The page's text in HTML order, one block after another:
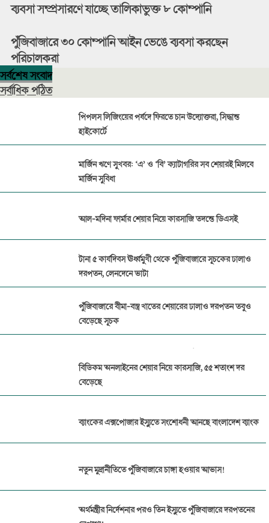
ব্যবসা সম্প্রসারণে যাচ্ছে তালিকাভুক্ত ৮ কোম্পানি
পুঁজিবাজারে ৩০ কোম্পানি আইন ভেঙে ব্যবসা করছেন
পরিচালকরা
সর্বশেষ সংবাদ
সর্বাধিক পঠিত
পিপলস লিজিংয়ের পর্ষদে ফিরতে চান উদ্যোক্তরা, সিদ্ধান্ত
হাইকোর্টে
মার্জিন ঋণে সুখবর: ‘এ’ ও ‘বি’ ক্যাটাগরির সব শেয়ারই মিলবে
মার্জিন সুবিধা
আল-মদিনা ফার্মার শেয়ার নিয়ে কারসাজি তদন্তে ডিএসই
টানা ৫ কার্যদিবস ঊর্ধ্বমুখী থেকে পুঁজিবাজারে সূচকের ঢালাও
দরপতন, লেনদেনে ভাটা
পুঁজিবাজারে বীমা-বস্ত্র খাতের শেয়ারের ঢালাও দরপতন তবুও
বেড়েছে সূচক
আত্মসাত
রয়্যাল ফুটওয়্যার
মার্জিন বিধিমালা সংশোধনের খসড়া প্রস্তাব অনুমোদন বিএসইসির
বিডিকম অনলাইনের শেয়ার নিয়ে কারসাজি, ৫৫ শতাংশ দর
বেড়েছে
ব্যাংকের এক্সপোজার ইস্যুতে সংশোধনী আনছে বাংলাদেশ ব্যাংক
নতুন মুদ্রানীতিতে পুঁজিবাজারে চাঙ্গা হওয়ার আভাস!
অর্থমন্ত্রীর নির্দেশনার পরও তিন ইস্যুতে পুঁজিবাজারে দরপতনের